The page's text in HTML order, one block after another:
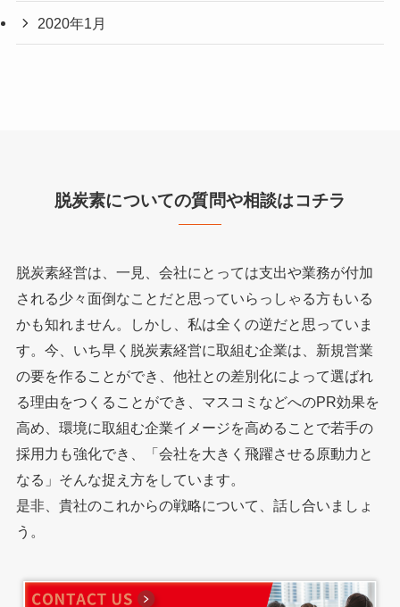
2020年1月
脱炭素についての質問や相談はコチラ
脱炭素経営は、一見、会社にとっては支出や業務が付加
される少々面倒なことだと思っていらっしゃる方もいる
かも知れません。しかし、私は全くの逆だと思っていま
す。今、いち早く脱炭素経営に取組む企業は、新規営業
の要を作ることができ、他社との差別化によって選ばれ
る理由をつくることができ、マスコミなどへのPR効果を
高め、環境に取組む企業イメージを高めることで若手の
採用力も強化でき、「会社を大きく飛躍させる原動力と
なる」そんな捉え方をしています。
是非、貴社のこれからの戦略について、話し合いましょ
う。